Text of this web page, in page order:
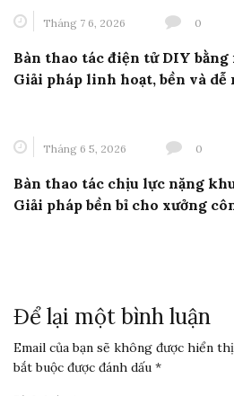
Tháng 7 6, 2026 0
Bàn thao tác điện tử DIY
Giải pháp linh hoạt, bền và dễ
Tháng 6 5, 2026 0
Bàn thao tác chịu lực nặng
Giải pháp bền bỉ cho xưởng
Để lại một bình luận
Email của bạn sẽ không được hiển
bắt buộc được đánh dấu *